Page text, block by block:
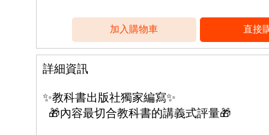
詳細資訊
✨教科書出版社獨家編寫✨
🎁內容最切合教科書的講義式評量🎁